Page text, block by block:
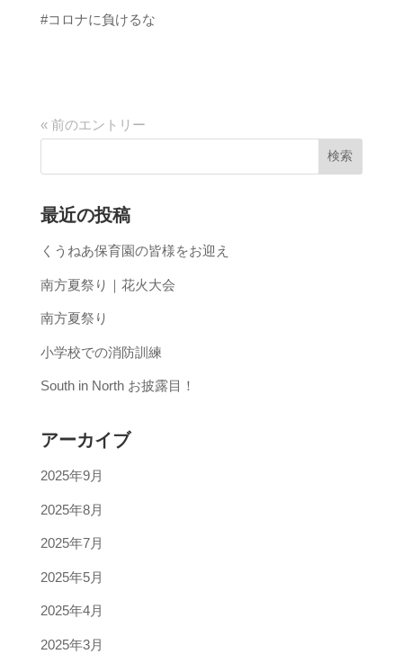
#コロナに負けるな
« 前のエントリー
最近の投稿
くうねあ保育園の皆様をお迎え
南方夏祭り｜花火大会
南方夏祭り
小学校での消防訓練
South in North お披露目！
アーカイブ
2025年9月
2025年8月
2025年7月
2025年5月
2025年4月
2025年3月